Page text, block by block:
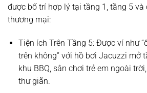
được bố trí hợp lý tại tầng 1, tầng 5 và
thương mại:
Tiện ích Trên Tầng 5:Được ví như
trên không” với hồ bơi Jacuzzi mở
khu BBQ, sân chơi trẻ em ngoài
thư giãn.